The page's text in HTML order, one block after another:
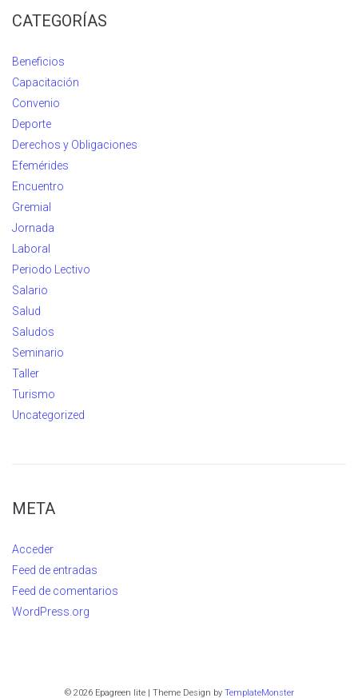
CATEGORÍAS
Beneficios
Capacitación
Convenio
Deporte
Derechos y Obligaciones
Efemérides
Encuentro
Gremial
Jornada
Laboral
Periodo Lectivo
Salario
Salud
Saludos
Seminario
Taller
Turismo
Uncategorized
META
Acceder
Feed de entradas
Feed de comentarios
WordPress.org
© 2026 Epagreen lite | Theme Design by TemplateMonster